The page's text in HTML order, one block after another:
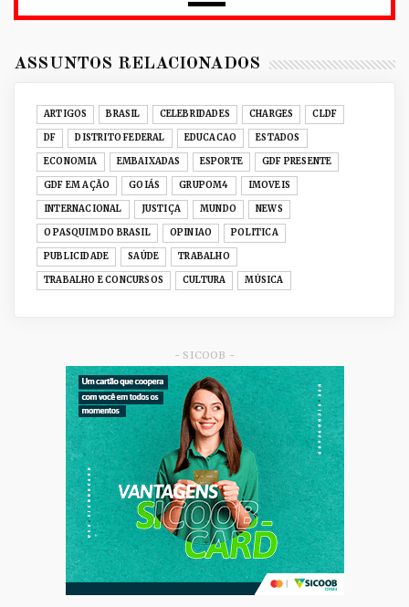
BRASÍLIA COM CULTURA, DIPLOM...
UNCATEGORIZED
Senac-DF leva oficinas gastronômicas à 33ª
Expochê com recei...
Junho 15, 2026
ACERVO DIGITAL
Acervo histórico de O Pasquim ganha novas
edições digitais e...
Junho 14, 2026
GRUPOM4
Junho 12, 2026
GRUPOM4
Celina Leão vira a página do CAD-DF e inicia
nova fase de ec...
Junho 09, 2026
ASSUNTOS RELACIONADOS
ARTIGOS BRASIL CELEBRIDADES CHARGES CLDF
DF DISTRITO FEDERAL EDUCACAO ESTADOS
ECONOMIA EMBAIXADAS ESPORTE GDF PRESENTE
GDF EM AÇÃO GOIÁS GRUPOM4 IMOVEIS
INTERNACIONAL JUSTIÇA MUNDO NEWS
O PASQUIM DO BRASIL OPINIAO POLITICA
PUBLICIDADE SAÚDE TRABALHO
TRABALHO E CONCURSOS CULTURA MÚSICA
- SICOOB -